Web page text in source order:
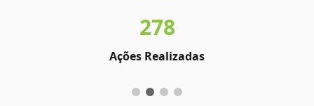
278
Ações Realizadas